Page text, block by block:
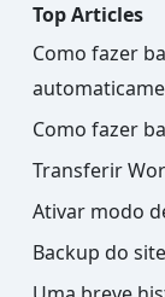
Top Articles
Como fazer
Como fazer
Transferir
Ativar modo
Backup do